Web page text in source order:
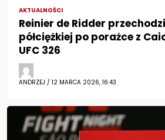
AKTUALNOŚCI
Reinier de Ridder
półciężkiej po porażce z
UFC 326
ANDRZEJ / 12 MARCA 2026, 16:43